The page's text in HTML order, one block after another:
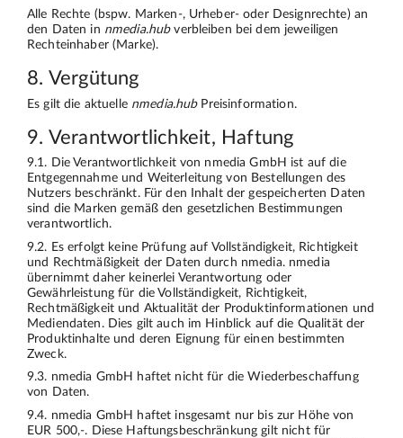
Alle Rechte (bspw. Marken-, Urheber- oder Designrechte) an
den Daten in nmedia.hubverbleiben bei dem jeweiligen
Rechteinhaber (Marke).
8. Vergütung
Es gilt die aktuelle nmedia.hubPreisinformation.
9. Verantwortlichkeit, Haftung
9.1. Die Verantwortlichkeit von nmedia GmbH ist auf die
Entgegennahme und Weiterleitung von Bestellungen des
Nutzers beschränkt. Für den Inhalt der gespeicherten Daten
sind die Marken gemäß den gesetzlichen Bestimmungen
verantwortlich.
9.2. Es erfolgt keine Prüfung auf Vollständigkeit, Richtigkeit
und Rechtmäßigkeit der Daten durch nmedia. nmedia
übernimmt daher keinerlei Verantwortung oder
Gewährleistung für die Vollständigkeit, Richtigkeit,
Rechtmäßigkeit und Aktualität der Produktinformationen und
Mediendaten. Dies gilt auch im Hinblick auf die Qualität der
Produktinhalte und deren Eignung für einen bestimmten
Zweck.
9.3. nmedia GmbH haftet nicht für die Wiederbeschaffung
von Daten.
9.4. nmedia GmbH haftet insgesamt nur bis zur Höhe von
EUR 500,-. Diese Haftungsbeschränkung gilt nicht für